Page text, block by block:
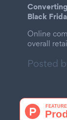
Black
Online
overall
Posted